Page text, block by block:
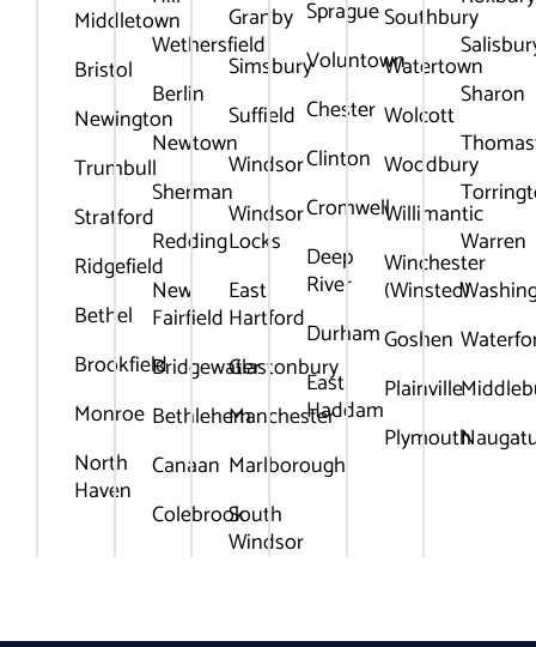
Middletown
Bristol
Newington
Trumbull
Stratford
Ridgefield
Bethel
Brookfield
Monroe
North
Haven
Wethersfield
Berlin
Newtown
Sherman
Redding
New
Fairfield
Bridgewater
Bethlehem
Canaan
Colebrook
Granby
Simsbury
Suffield
Windsor
Windsor
Locks
East
Hartford
Glastonbury
Manchester
Marlborough
South
Windsor
Sprague
Voluntown
Chester
Clinton
Cromwell
Deep
River
Durham
East
Haddam
Southbury
Watertown
Wolcott
Woodbury
Willimantic
Winchester
(Winsted)
Goshen
Plainville
Plymouth
Sharon
Warren